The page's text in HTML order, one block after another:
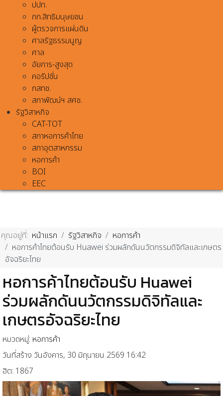
ปปท.
กก.สิทธิมนุษยชน
ผู้ตรวจการแผ่นดิน
ศาลรัฐธรรมนูญ
ศาล
อัยการ-สูงสุด
คอรัปชั่น
กสทช.
สภาพัฒน์ฯ สศช.
รัฐวิสาหกิจ
CAT-TOT
สภาหอการค้าไทย
สภาอุตสาหกรรม
หอการค้า
BOI
EEC
คุณอยู่ที่: หน้าแรก รัฐวิสาหกิจ
หอการค้า
หอการค้าไทยต้อนรับ Huawei ร่วมผลักดันนวัตกรรมดิจิทัลและเกษตร
อัจฉริยะไทย
หอการค้าไทยต้อนรับ Huawei
ร่วมผลักดันนวัตกรรมดิจิทัลและ
เกษตรอัจฉริยะไทย
หมวดหมู่: หอการค้า
วันที่สร้าง วันอังคาร, 30 มิถุนายน 2569 16:42
ฮิต: 1867